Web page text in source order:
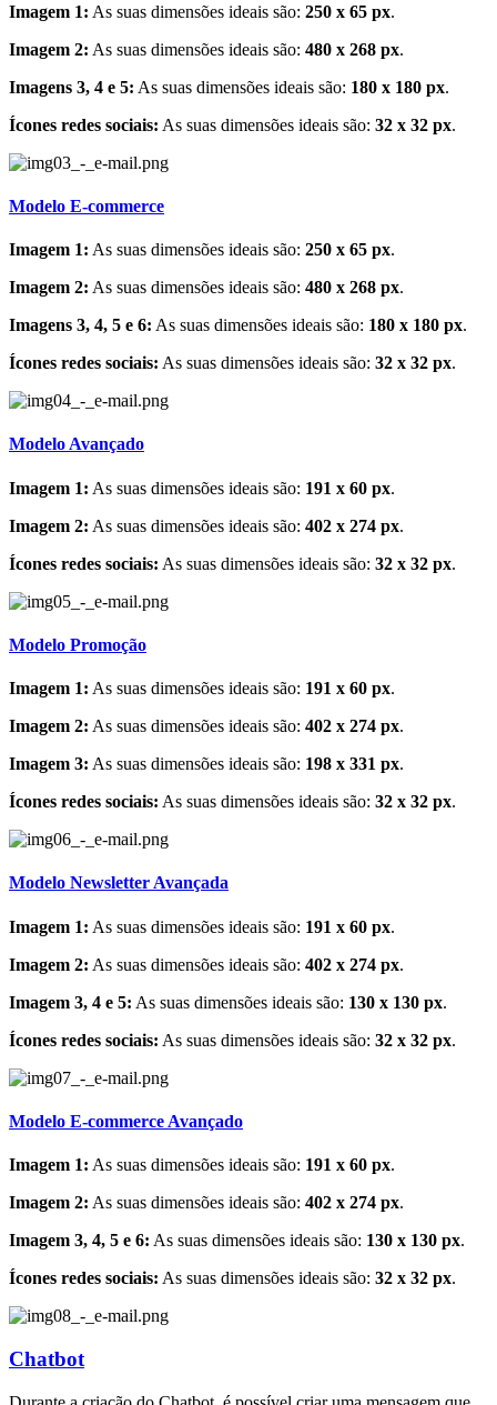
Imagem 1: As suas dimensões ideais são: 250 x 65 px.
Imagem 2: As suas dimensões ideais são: 480 x 268 px.
Imagens 3, 4 e 5: As suas dimensões ideais são: 180 x 180 px.
Ícones redes sociais: As suas dimensões ideais são: 32 x 32 px.
Modelo E-commerce
Imagem 1: As suas dimensões ideais são: 250 x 65 px.
Imagem 2: As suas dimensões ideais são: 480 x 268 px.
Imagens 3, 4, 5 e 6: As suas dimensões ideais são: 180 x 180 px.
Ícones redes sociais: As suas dimensões ideais são: 32 x 32 px.
Modelo Avançado
Imagem 1: As suas dimensões ideais são: 191 x 60 px.
Imagem 2: As suas dimensões ideais são: 402 x 274 px.
Ícones redes sociais: As suas dimensões ideais são: 32 x 32 px.
Modelo Promoção
Imagem 1: As suas dimensões ideais são: 191 x 60 px.
Imagem 2: As suas dimensões ideais são: 402 x 274 px.
Imagem 3: As suas dimensões ideais são: 198 x 331 px.
Ícones redes sociais: As suas dimensões ideais são: 32 x 32 px.
Modelo Newsletter Avançada
Imagem 1: As suas dimensões ideais são: 191 x 60 px.
Imagem 2: As suas dimensões ideais são: 402 x 274 px.
Imagem 3, 4 e 5: As suas dimensões ideais são: 130 x 130 px.
Ícones redes sociais: As suas dimensões ideais são: 32 x 32 px.
Modelo E-commerce Avançado
Imagem 1: As suas dimensões ideais são: 191 x 60 px.
Imagem 2: As suas dimensões ideais são: 402 x 274 px.
Imagem 3, 4, 5 e 6: As suas dimensões ideais são: 130 x 130 px.
Ícones redes sociais: As suas dimensões ideais são: 32 x 32 px.
Chatbot